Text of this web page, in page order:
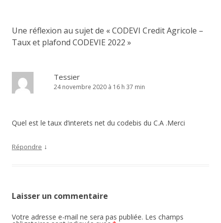
Une réflexion au sujet de «CODEVI Credit Agricole –
Taux et plafond CODEVIE 2022 »
Tessier
24 novembre 2020 à 16 h 37 min
Quel est le taux d’interets net du codebis du C.A .Merci
Répondre ↓
Laisser un commentaire
Votre adresse e-mail ne sera pas publiée. Les champs